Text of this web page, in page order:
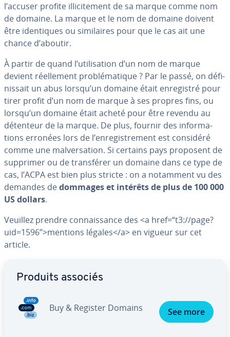
l’accuser profite il­li­ci­te­ment de sa marque comme nom
de domaine. La marque et le nom de domaine doivent
être iden­tiques ou si­mi­laires pour que le cas ait une
chance d’aboutir.
À partir de quand l’uti­li­sa­tion d’un nom de marque
devient réel­le­ment pro­blé­ma­tique ? Par le passé, on dé­fi­
nis­sait un abus lorsqu’un domaine était en­re­gis­tré pour
tirer profit d’un nom de marque à ses propres fins, ou
lorsqu’un domaine était acheté pour être revendu au
détenteur de la marque. De plus, fournir des in­for­ma­
tions erronées lors de l’en­re­gis­tre­ment est considéré
comme une mal­ver­sa­tion. Si certains pays proposent de
supprimer ou de trans­fé­rer un domaine dans ce type de
cas, l’ACPA est bien plus stricte : on a notamment vu des
demandes dedommages et intérêts de plus de 100 000
US dollars.
Veuillez prendre con­nais­sance des <a href=“t3://page?
uid=1596”>mentions légales</a> en vigueur sur cet
article.
Produits associés
Buy & Register Domains See more